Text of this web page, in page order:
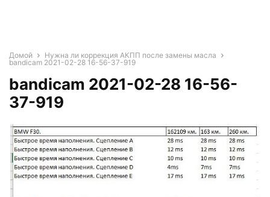
Домой
Нужна ли коррекция АКПП после замены масла
bandicam 2021-02-28 16-56-37-919
bandicam 2021-02-28 16-56-
37-919